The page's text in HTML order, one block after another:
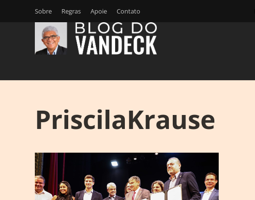
Sobre Regras Apoie Contato
PriscilaKrause